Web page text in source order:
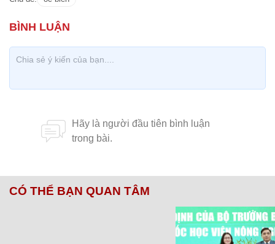
CÓ THỂ BẠN QUAN TÂM